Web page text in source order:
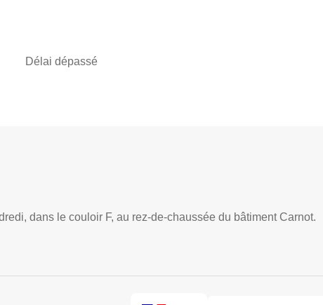
Délai dépassé
dans le couloir F, au rez-de-chaussée du bâtiment Carnot.